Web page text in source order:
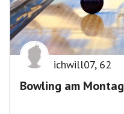
ichwill07, 62
Bowling am Montag